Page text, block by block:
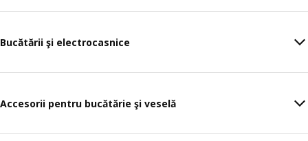
Bucătării şi electrocasnice
Accesorii pentru bucătărie şi veselă